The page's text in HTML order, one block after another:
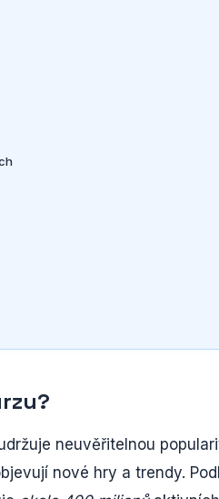
neuvěřitelnou
nové hry a trendy.